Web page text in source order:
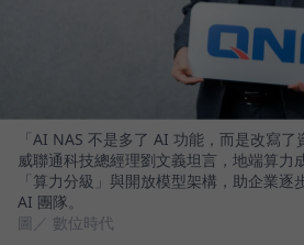
「AI NAS 不是多了 AI 功能，而是改寫了
威聯通科技總經理劉文義坦言，地端算力
「算力分級」與開放模型架構，助企業逐
AI 團隊。
圖／ 數位時代